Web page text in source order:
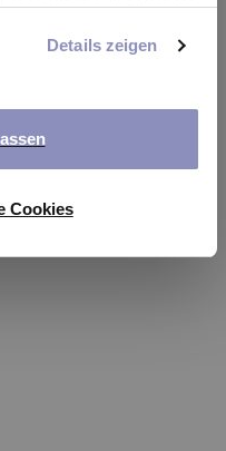
Details hierzu finden
Details zeigen
Cookies